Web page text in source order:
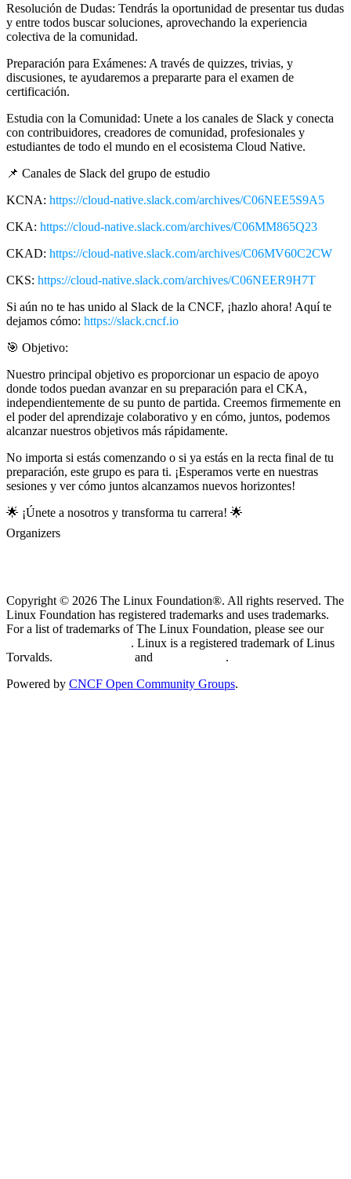
Resolución de Dudas: Tendrás la oportunidad de presentar tus dudas
y entre todos buscar soluciones, aprovechando la experiencia
colectiva de la comunidad.
Preparación para Exámenes: A través de quizzes, trivias, y
discusiones, te ayudaremos a prepararte para el examen de
certificación.
Estudia con la Comunidad: Unete a los canales de Slack y conecta
con contribuidores, creadores de comunidad, profesionales y
estudiantes de todo el mundo en el ecosistema Cloud Native.
📌 Canales de Slack del grupo de estudio
KCNA: https://cloud-native.slack.com/archives/C06NEE5S9A5
CKA: https://cloud-native.slack.com/archives/C06MM865Q23
CKAD: https://cloud-native.slack.com/archives/C06MV60C2CW
CKS: https://cloud-native.slack.com/archives/C06NEER9H7T
Si aún no te has unido al Slack de la CNCF, ¡hazlo ahora! Aquí te
dejamos cómo: https://slack.cncf.io
🎯 Objetivo:
Nuestro principal objetivo es proporcionar un espacio de apoyo
donde todos puedan avanzar en su preparación para el CKA,
independientemente de su punto de partida. Creemos firmemente en
el poder del aprendizaje colaborativo y en cómo, juntos, podemos
alcanzar nuestros objetivos más rápidamente.
No importa si estás comenzando o si ya estás en la recta final de tu
preparación, este grupo es para ti. ¡Esperamos verte en nuestras
sesiones y ver cómo juntos alcanzamos nuevos horizontes!
🌟 ¡Únete a nosotros y transforma tu carrera! 🌟
Organizers
Copyright © 2026 The Linux Foundation®. All rights reserved. The
Linux Foundation has registered trademarks and uses trademarks.
For a list of trademarks of The Linux Foundation, please see our
. Linux is a registered trademark of Linus
Torvalds.
and
.
Powered by CNCF Open Community Groups.